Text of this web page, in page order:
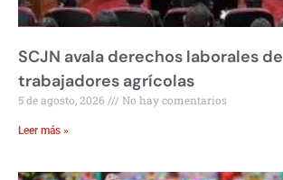
SCJN avala derechos laborales de
trabajadores agrícolas
5 de agosto, 2026 No hay comentarios
Leer más »